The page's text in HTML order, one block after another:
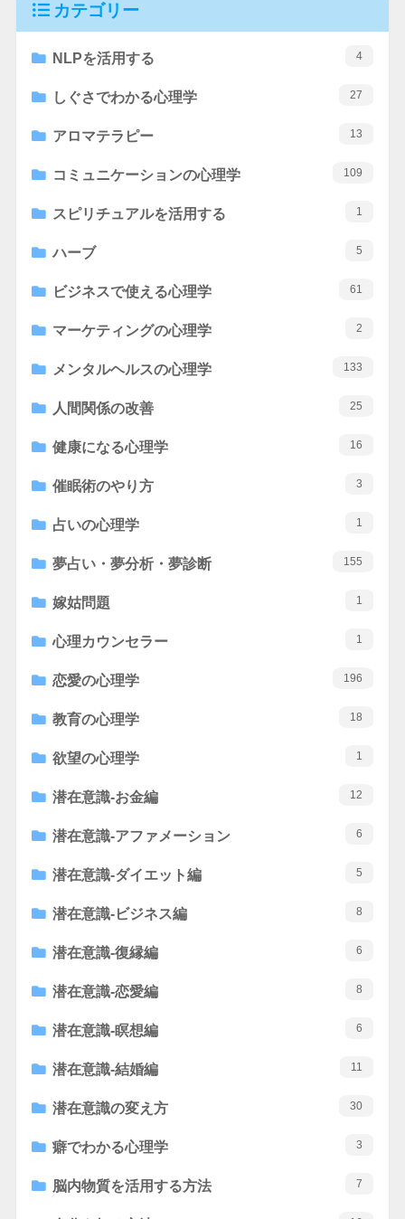
カテゴリー
NLPを活用する 4
しぐさでわかる心理学 27
アロマテラピー 13
コミュニケーションの心理学 109
スピリチュアルを活用する 1
ハーブ 5
ビジネスで使える心理学 61
マーケティングの心理学 2
メンタルヘルスの心理学 133
人間関係の改善 25
健康になる心理学 16
催眠術のやり方 3
占いの心理学 1
夢占い・夢分析・夢診断 155
嫁姑問題 1
心理カウンセラー 1
恋愛の心理学 196
教育の心理学 18
欲望の心理学 1
潜在意識-お金編 12
潜在意識-アファメーション 6
潜在意識-ダイエット編 5
潜在意識-ビジネス編 8
潜在意識-復縁編 6
潜在意識-恋愛編 8
潜在意識-瞑想編 6
潜在意識-結婚編 11
潜在意識の変え方 30
癖でわかる心理学 3
脳内物質を活用する方法 7